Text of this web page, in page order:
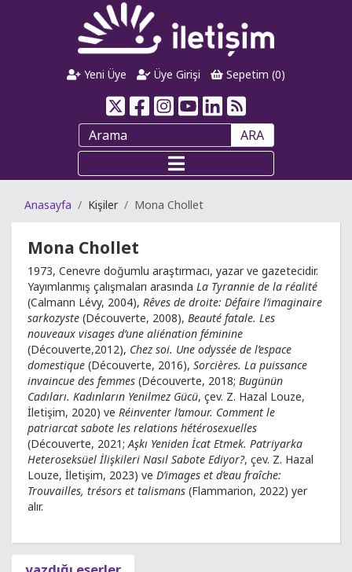
Yeni Üye Üye Girişi Sepetim (0)
ARA
Anasayfa Kişiler Mona Chollet
Mona Chollet
1973, Cenevre doğumlu araştırmacı, yazar ve gazetecidir.
Yayımlanmış çalışmaları arasında La Tyrannie de la réalité
(Calmann Lévy, 2004), Rêves de droite: Défaire l’imaginaire
sarkozyste (Découverte, 2008), Beauté fatale. Les
nouveaux visages d’une aliénation féminine
(Découverte,2012), Chez soi. Une odyssée de l’espace
domestique (Découverte, 2016), Sorcières. La puissance
invaincue des femmes (Découverte, 2018; Bugünün
Cadıları. Kadınların Yenilmez Gücü, çev. Z. Hazal Louze,
İletişim, 2020) ve Réinventer l’amour. Comment le
patriarcat sabote les relations hétérosexuelles
(Découverte, 2021;Aşkı Yeniden İcat Etmek. Patriyarka
Heteroseksüel İlişkileri Nasıl Sabote Ediyor?, çev. Z. Hazal
Louze, İletişim, 2023) ve D’images et d’eau fraîche:
Trouvailles, trésors et talismans (Flammarion, 2022) yer
alır.